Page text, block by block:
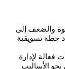
والضعف إلى
خطة تسويقية
فعالة لإدارة
الأساليب